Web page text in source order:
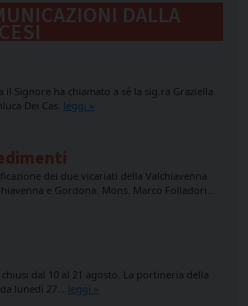
DALLA
il Signore ha chiamato a sé la sig.ra Graziella
Dei Cas. leggi »
dei due vicariati della Valchiavenna
e Gordona. Mons. Marco Folladori…
dal 10 al 21 agosto. La portineria della
lunedì 27… leggi »